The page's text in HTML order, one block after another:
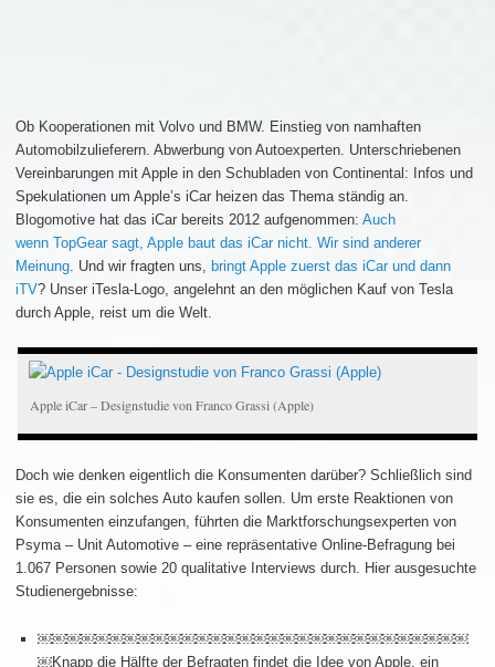
Ob Kooperationen mit Volvo und BMW. Einstieg von namhaften
Automobilzulieferern. Abwerbung von Autoexperten. Unterschriebenen
Vereinbarungen mit Apple in den Schubladen von Continental: Infos und
Spekulationen um Apple’s iCar heizen das Thema ständig an.
Blogomotive hat das iCar bereits 2012 aufgenommen: Auch
wenn TopGear sagt, Apple baut das iCar nicht. Wir sind anderer
Meinung. Und wir fragten uns, bringt Apple zuerst das iCar und dann
iTV? Unser iTesla-Logo, angelehnt an den möglichen Kauf von Tesla
durch Apple, reist um die Welt.
Apple iCar – Designstudie von Franco Grassi (Apple)
Doch wie denken eigentlich die Konsumenten darüber? Schließlich sind
sie es, die ein solches Auto kaufen sollen. Um erste Reaktionen von
Konsumenten einzufangen, führten die Marktforschungsexperten von
Psyma – Unit Automotive – eine repräsentative Online-Befragung bei
1.067 Personen sowie 20 qualitative Interviews durch. Hier ausgesuchte
Studienergebnisse:
￼￼￼￼￼￼￼￼￼￼￼￼￼￼￼￼￼￼￼￼￼￼￼￼￼￼￼￼￼￼
￼Knapp die Hälfte der Befragten findet die Idee von Apple, ein